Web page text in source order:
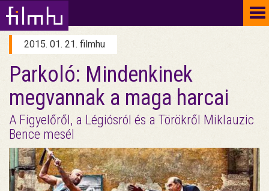
2015. 01. 21. filmhu
Parkoló: Mindenkinek
megvannak a maga harcai
A Figyelőről, a Légiósról és a Törökről Miklauzic
Bence mesél